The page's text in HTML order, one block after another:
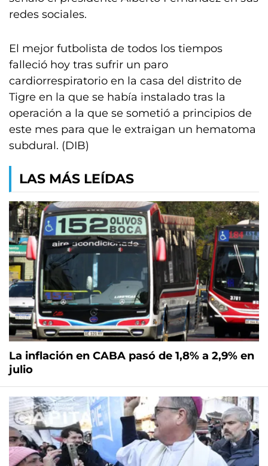
redes sociales.
El mejor futbolista de todos los tiempos
falleció hoy tras sufrir un paro
cardiorrespiratorio en la casa del distrito de
Tigre en la que se había instalado tras la
operación a la que se sometió a principios de
este mes para que le extraigan un hematoma
subdural. (DIB)
LAS MÁS LEÍDAS
La inflación en CABA pasó de 1,8% a 2,9% en
julio